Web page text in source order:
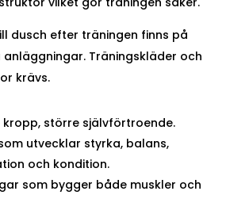
dusch efter träningen finns på
Träningskläder och
krävs.
kropp, större självförtroende.
utvecklar styrka, balans,
och kondition.
som bygger både muskler och